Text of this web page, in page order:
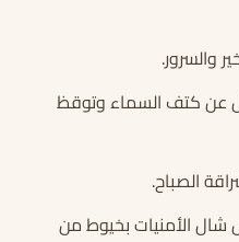
والسرور.
عن كتف السماء وتوقظ
الصباح.
الأمنيات بخيوط من